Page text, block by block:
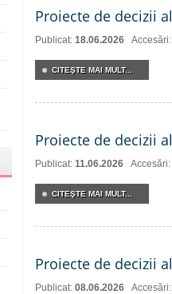
Proiecte de decizii
Publicat: 18.06.2026
CITEŞTE MAI MULT...
Proiecte de decizii
Publicat: 11.06.2026
CITEŞTE MAI MULT...
Proiecte de decizii
Publicat: 08.06.2026